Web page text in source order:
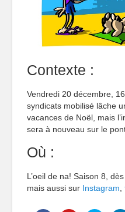
Contexte :
Vendredi 20 décembre,
syndicats mobilisé lâche
vacances de Noël, mais
sera à nouveau sur le
Où :
L’oeil de na! Saison 8,
mais aussi sur Instagram,